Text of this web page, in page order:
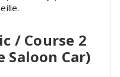
/ Course 2
Saloon Car)